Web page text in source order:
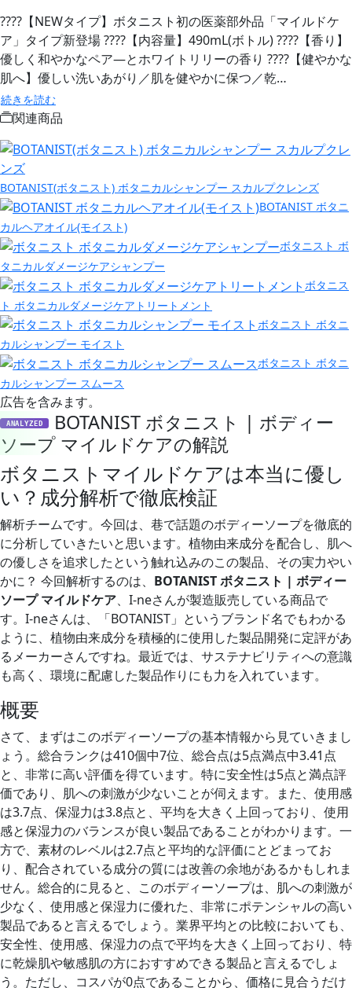
????【NEWタイプ】ボタニスト初の医薬部外品「マイルドケ
ア」タイプ新登場 ????【内容量】490mL(ボトル) ????【香り】
優しく和やかなペア―とホワイトリリーの香り ????【健やかな
肌へ】優しい洗いあがり／肌を健やかに保つ／乾…
続きを読む
関連商品
BOTANIST(ボタニスト) ボタニカルシャンプー スカルプクレンズ
BOTANIST ボタニ
カルヘアオイル(モイスト)
ボタニスト ボ
タニカルダメージケアシャンプー
ボタニス
ト ボタニカルダメージケアトリートメント
ボタニスト ボタニ
カルシャンプー モイスト
ボタニスト ボタニ
カルシャンプー スムース
広告を含みます。
ANALYZED
BOTANIST ボタニスト | ボディー
ソープ マイルドケアの解説
ボタニストマイルドケアは本当に優し
い？成分解析で徹底検証
解析チームです。今回は、巷で話題のボディーソープを徹底的
に分析していきたいと思います。植物由来成分を配合し、肌へ
の優しさを追求したという触れ込みのこの製品、その実力やい
かに？ 今回解析するのは、 BOTANIST ボタニスト | ボディー
ソープ マイルドケア、I-neさんが製造販売している商品で
す。I-neさんは、「BOTANIST」というブランド名でもわかる
ように、植物由来成分を積極的に使用した製品開発に定評があ
るメーカーさんですね。最近では、サステナビリティへの意識
も高く、環境に配慮した製品作りにも力を入れています。
概要
さて、まずはこのボディーソープの基本情報から見ていきまし
ょう。総合ランクは410個中7位、総合点は5点満点中3.41点
と、非常に高い評価を得ています。特に安全性は5点と満点評
価であり、肌への刺激が少ないことが伺えます。また、使用感
は3.7点、保湿力は3.8点と、平均を大きく上回っており、使用
感と保湿力のバランスが良い製品であることがわかります。一
方で、素材のレベルは2.7点と平均的な評価にとどまってお
り、配合されている成分の質には改善の余地があるかもしれま
せん。総合的に見ると、このボディーソープは、肌への刺激が
少なく、使用感と保湿力に優れた、非常にポテンシャルの高い
製品であると言えるでしょう。業界平均との比較においても、
安全性、使用感、保湿力の点で平均を大きく上回っており、特
に乾燥肌や敏感肌の方におすすめできる製品と言えるでしょ
う。ただし、コスパが0点であることから、価格に見合うだけ